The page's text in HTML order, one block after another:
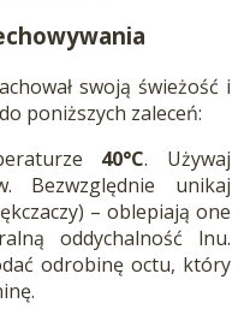
swoją świeżość i
poniższych zaleceń:
40°C. Używaj
Bezwzględnie unikaj
– oblepiają one
oddychalność lnu.
odrobinę octu, który